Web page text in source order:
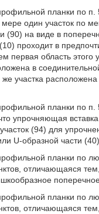
планки по
один участок по
(90) на виде в
проходит в
первая область этого
в
же участка
планки по п.
упрочняющая
(94) для
U-образной части
планки по
отличающаяся
планки по
отличающаяся